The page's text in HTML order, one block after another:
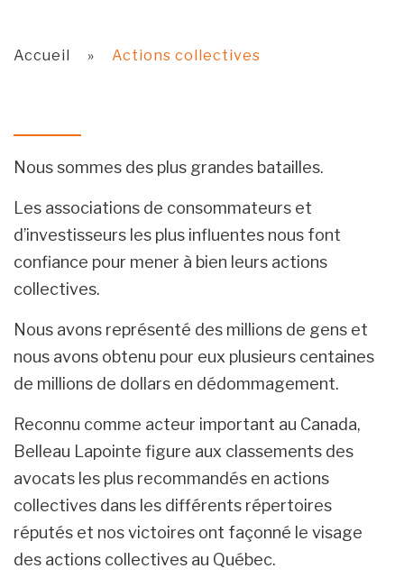
Accueil » Actions collectives
Nous sommes des plus grandes batailles.
Les associations de consommateurs et
d’investisseurs les plus influentes nous font
confiance pour mener à bien leurs actions
collectives.
Nous avons représenté des millions de gens et
nous avons obtenu pour eux plusieurs centaines
de millions de dollars en dédommagement.
Reconnu comme acteur important au Canada,
Belleau Lapointe figure aux classements des
avocats les plus recommandés en actions
collectives dans les différents répertoires
réputés et nos victoires ont façonné le visage
des actions collectives au Québec.